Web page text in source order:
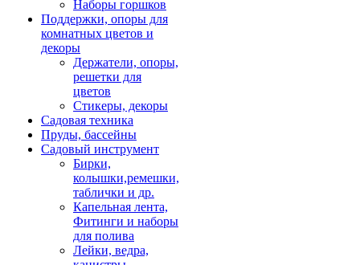
Наборы горшков
Поддержки, опоры для
комнатных цветов и
декоры
Держатели, опоры,
решетки для
цветов
Стикеры, декоры
Садовая техника
Пруды, бассейны
Садовый инструмент
Бирки,
колышки,ремешки,
таблички и др.
Капельная лента,
Фитинги и наборы
для полива
Лейки, ведра,